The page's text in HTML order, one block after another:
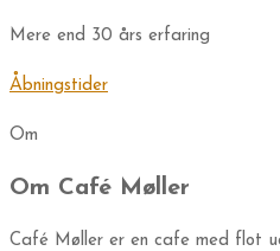
Mere end 30 års erfaring
Åbningstider
Om
Om Café Møller​
Café Møller er en cafe med flot